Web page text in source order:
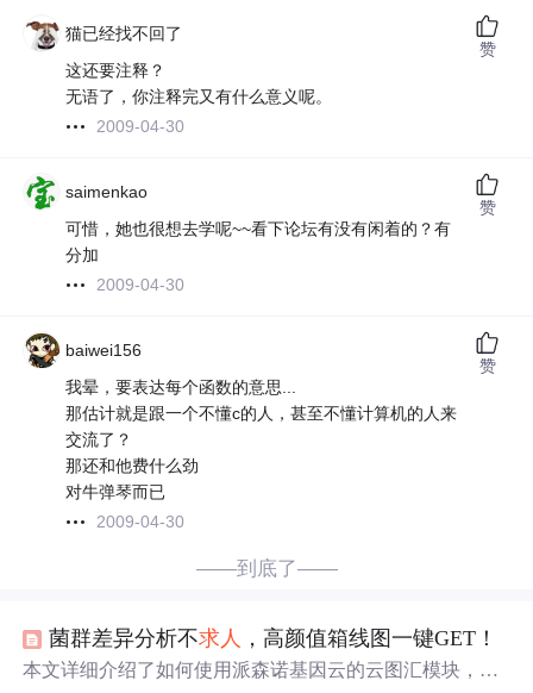
猫已经找不回了
这还要注释？
无语了，你注释完又有什么意义呢。
2009-04-30
赞
saimenkao
可惜，她也很想去学呢~~看下论坛有没有闲着的？有
分加
2009-04-30
赞
baiwei156
我晕，要表达每个函数的意思...
那估计就是跟一个不懂c的人，甚至不懂计算机的人来
交流了？
那还和他费什么劲
对牛弹琴而已
2009-04-30
赞
——到底了——
菌群差异分析不求人 ，高颜值箱线图一键GET！
本文详细介绍了如何使用派森诺基因云的云图汇模块，通